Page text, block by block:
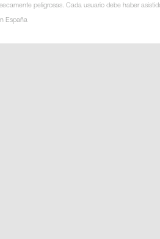
peligrosas. Cada usuario debe haber
España